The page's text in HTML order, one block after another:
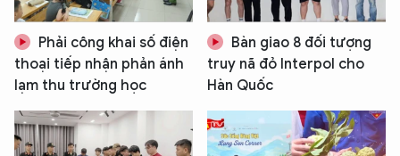
Phải công khai số điện
thoại tiếp nhận phản ánh
lạm thu trường học
Bàn giao 8 đối tượng
truy nã đỏ Interpol cho
Hàn Quốc
XIN CHÀO,